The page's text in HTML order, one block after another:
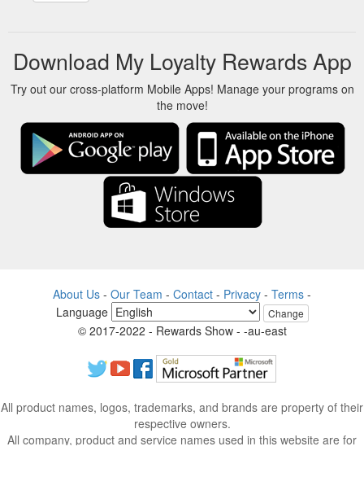
Download My Loyalty Rewards App
Try out our cross-platform Mobile Apps! Manage your programs on
the move!
About Us - Our Team - Contact - Privacy - Terms -
Language
Change
© 2017-2022 - Rewards Show - -au-east
All product names, logos, trademarks, and brands are property of their
respective owners.
All company, product and service names used in this website are for